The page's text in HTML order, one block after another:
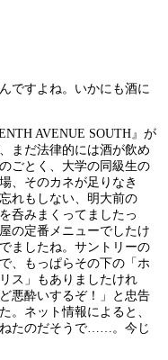
ですよね。いかにも酒に
AVENUE SOUTH』が
まだ法律的には酒が飲め
ごとく、大学の同級生の
、そのカネが足りなき
れもしない、明大前の
呑みまくってましたっ
の定番メニューでしたけ
ましたね。サントリーの
、もっぱらその下の「ホ
ス」もありましたけれ
悪酔いするぞ！」と忠告
。ネット情報によると、
たのだそうで……。今じ